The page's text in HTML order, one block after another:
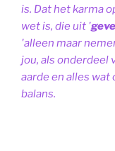
is. Dat het karma
wet is, die uit '
'alleen maar
jou, als onderdeel
aarde en alles
balans.